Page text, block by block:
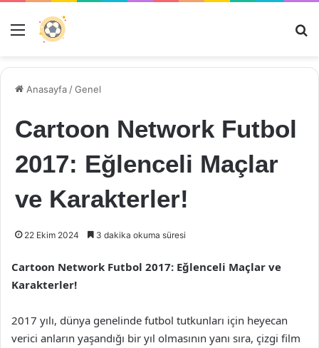
Menü
Anasayfa /Genel
Cartoon Network Futbol
2017: Eğlenceli Maçlar
ve Karakterler!
22 Ekim 2024 3 dakika okuma süresi
Cartoon Network Futbol 2017: Eğlenceli Maçlar ve
Karakterler!
2017 yılı, dünya genelinde futbol tutkunları için heyecan
verici anların yaşandığı bir yıl olmasının yanı sıra, çizgi film